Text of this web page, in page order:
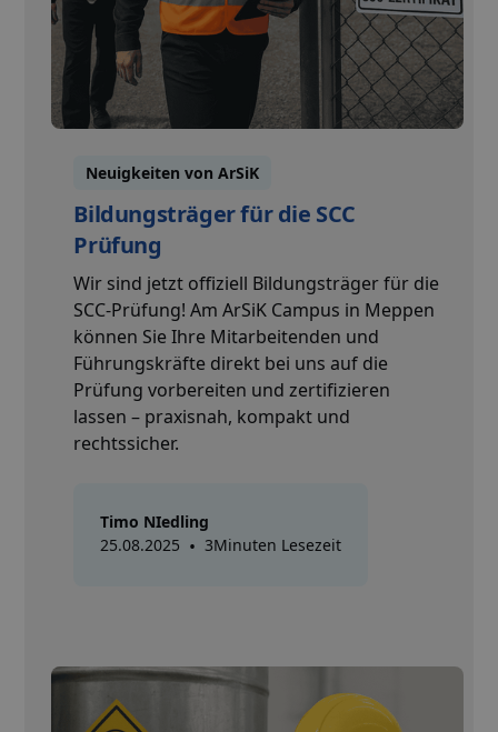
Neuigkeiten von ArSiK
Bildungsträger für die SCC
Prüfung
Wir sind jetzt offiziell Bildungsträger für die
SCC-Prüfung! Am ArSiK Campus in Meppen
können Sie Ihre Mitarbeitenden und
Führungskräfte direkt bei uns auf die
Prüfung vorbereiten und zertifizieren
lassen – praxisnah, kompakt und
rechtssicher.
Timo NIedling
25.08.2025 • 3Minuten Lesezeit